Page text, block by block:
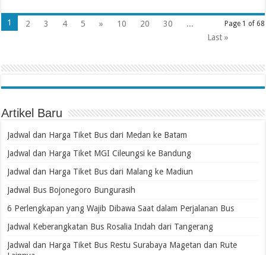
Page 1 of 68
1 2 3 4 5 » 10 20 30
...
Last »
Artikel Baru
Jadwal dan Harga Tiket Bus dari Medan ke Batam
Jadwal dan Harga Tiket MGI Cileungsi ke Bandung
Jadwal dan Harga Tiket Bus dari Malang ke Madiun
Jadwal Bus Bojonegoro Bungurasih
6 Perlengkapan yang Wajib Dibawa Saat dalam Perjalanan Bus
Jadwal Keberangkatan Bus Rosalia Indah dari Tangerang
Jadwal dan Harga Tiket Bus Restu Surabaya Magetan dan Rute